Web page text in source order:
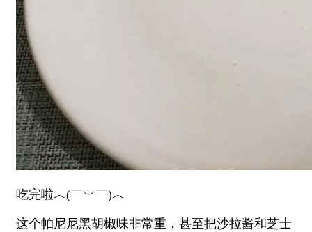
吃完啦︿(￣︶￣)︿
这个帕尼尼黑胡椒味非常重，甚至把沙拉酱和芝士